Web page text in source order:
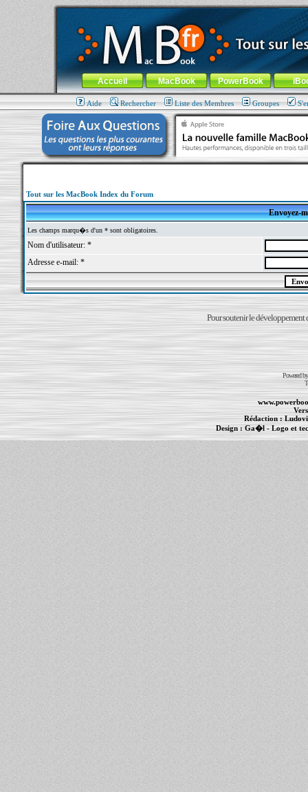
MacBook-fr.com : 100% Apple... 100% nomade !
Aller au contenu-Aller au menu général-Aller au menu de
Menu général
Accueil MacBook PowerBook
Aide Rechercher Liste des Membres Groupes
Tout sur les MacBook Index du Forum
Envoyez-
Les champs marqu�s d'un * sont obligatoires.
Nom d'utilisateur: *
Adresse e-mail: *
Pour soutenir le développement
Powered
Rédaction :
Design : Ga�l - Logo et